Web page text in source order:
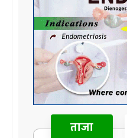
ताजा